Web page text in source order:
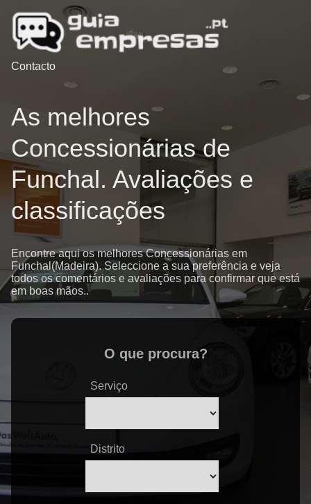
Contacto
As melhores
Concessionárias de
Funchal. Avaliações e
classificações
Encontre aqui os melhores Concessionárias em
Funchal(Madeira). Seleccione a sua preferência e veja
todos os comentários e avaliações para confirmar que está
em boas mãos..
O que procura?
Serviço
Distrito